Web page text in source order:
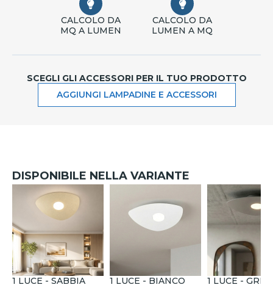
CALCOLO DA
MQ A LUMEN
CALCOLO DA
LUMEN A MQ
SCEGLI GLI ACCESSORI PER IL TUO PRODOTTO
AGGIUNGI LAMPADINE E ACCESSORI
DISPONIBILE NELLA VARIANTE
1 LUCE - SABBIA 1 LUCE - BIANCO 1 LUCE -